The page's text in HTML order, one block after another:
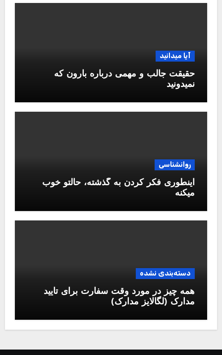
آیا میدانید
حقیقت جالب و مهمی درباره بارون که
نمیدونید
روانشناسی
اینطوری فکر کردن به گذشته، حالتو خوب
میکنه
دسته‌بندی نشده
همه چیز در مورد وقت سفارت برای تایید
مدارک (لگالایز مدارک)